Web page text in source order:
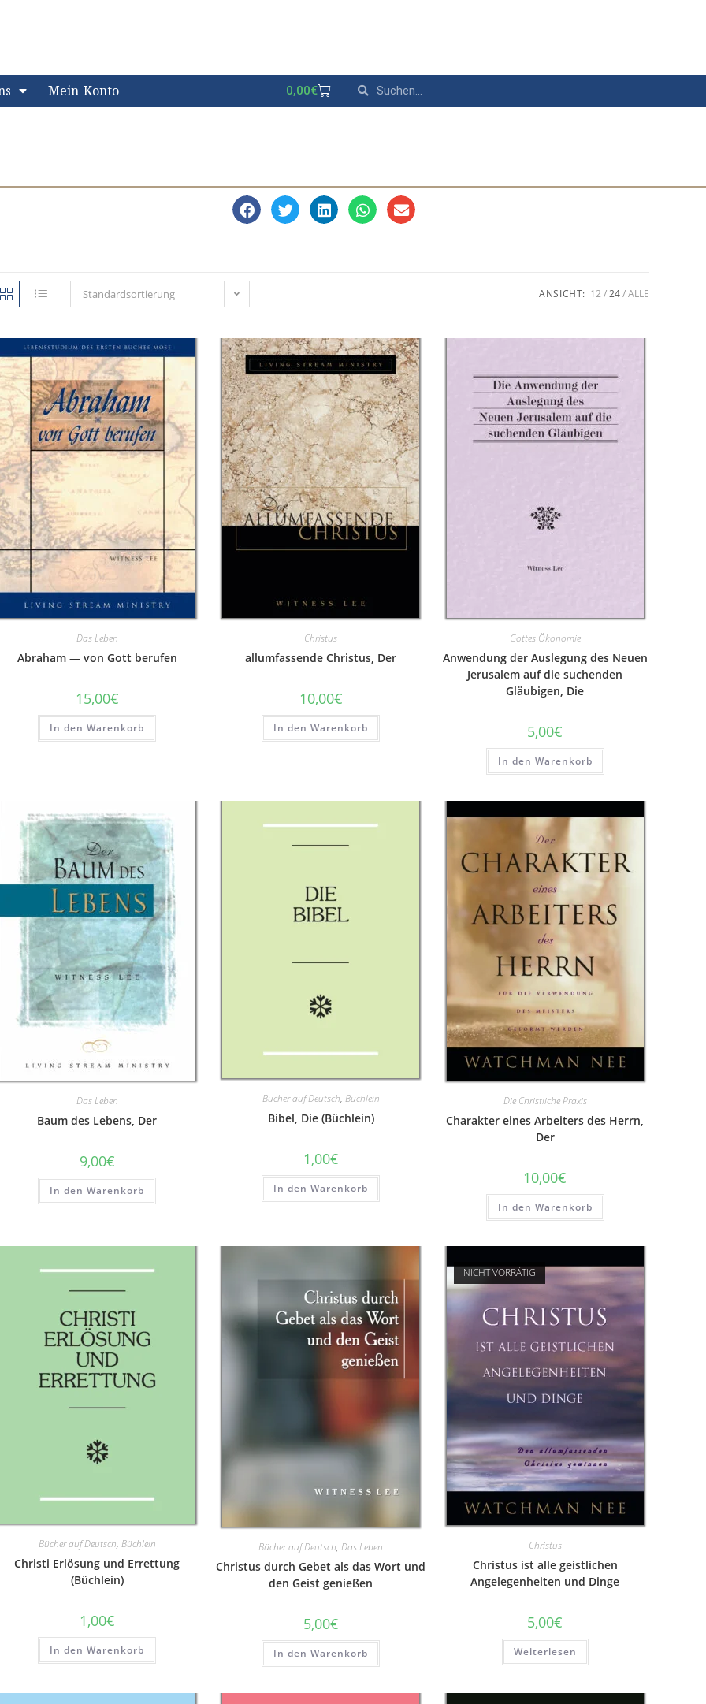
Mein Konto 0,00€
Standardsortierung ANSICHT: 12 24 ALLE
Das Leben
Abraham — von Gott berufen
15,00€
In den Warenkorb
Christus
allumfassende Christus, Der
10,00€
In den Warenkorb
Gottes Ökonomie
Anwendung der Auslegung des Neuen
Jerusalem auf die suchenden
Gläubigen, Die
5,00€
In den Warenkorb
Das Leben
Baum des Lebens, Der
9,00€
In den Warenkorb
Bücher auf Deutsch, Büchlein
Bibel, Die (Büchlein)
1,00€
In den Warenkorb
Die Christliche Praxis
Charakter eines Arbeiters des Herrn,
Der
10,00€
In den Warenkorb
Bücher auf Deutsch, Büchlein
Christi Erlösung und Errettung
(Büchlein)
1,00€
In den Warenkorb
Bücher auf Deutsch,Das Leben
Christus durch Gebet als das Wort und
den Geist genießen
5,00€
In den Warenkorb
NICHT VORRÄTIG
Christus
Christus ist alle geistlichen
Angelegenheiten und Dinge
5,00€
Weiterlesen